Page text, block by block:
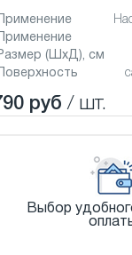
Применение
Применение
(ШхД), см
Поверхность
руб / шт.
Выбор